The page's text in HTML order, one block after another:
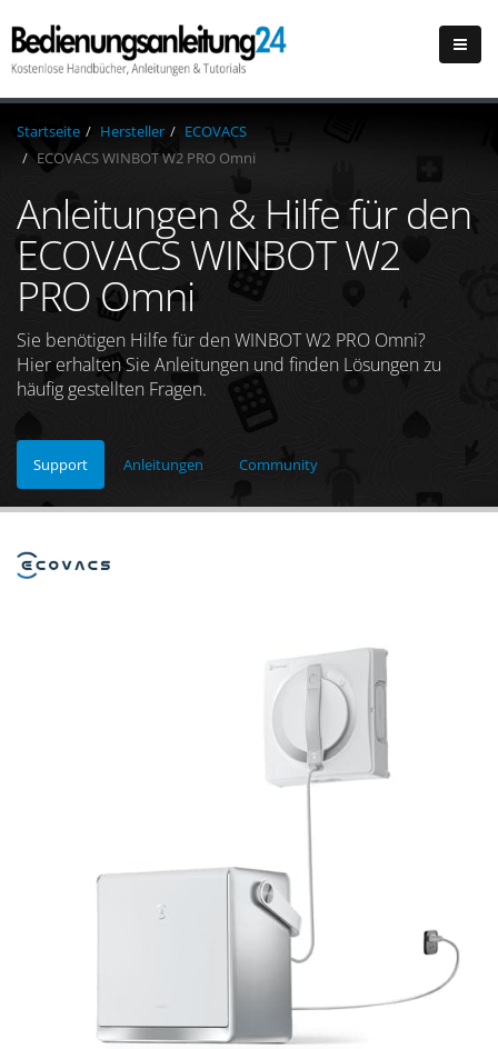
Startseite Hersteller
ECOVACS
ECOVACS WINBOT ‎W2 PRO Omni
Anleitungen & Hilfe für den
ECOVACS WINBOT ‎W2
PRO Omni
Sie benötigen Hilfe für den WINBOT ‎W2 PRO Omni?
Hier erhalten Sie Anleitungen und finden Lösungen zu
häufig gestellten Fragen.
Support Anleitungen Community